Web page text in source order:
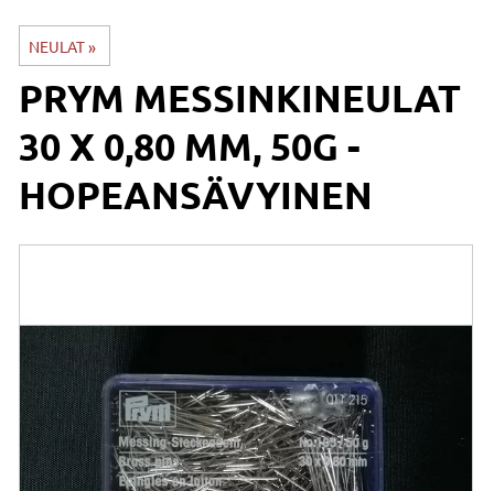
NEULAT‪»
PRYM MESSINKINEULAT
30 X 0,80 MM, 50G -
HOPEANSÄVYINEN